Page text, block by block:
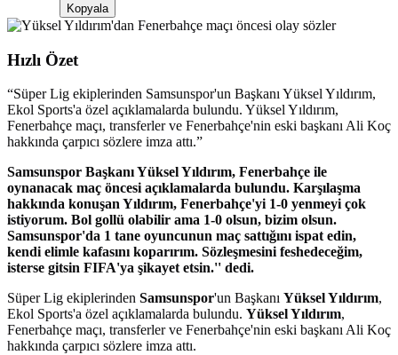
Kopyala
Hızlı Özet
“Süper Lig ekiplerinden Samsunspor'un Başkanı Yüksel Yıldırım,
Ekol Sports'a özel açıklamalarda bulundu. Yüksel Yıldırım,
Fenerbahçe maçı, transferler ve Fenerbahçe'nin eski başkanı Ali Koç
hakkında çarpıcı sözlere imza attı.”
Samsunspor Başkanı Yüksel Yıldırım, Fenerbahçe ile
oynanacak maç öncesi açıklamalarda bulundu. Karşılaşma
hakkında konuşan Yıldırım, Fenerbahçe'yi 1-0 yenmeyi çok
istiyorum. Bol gollü olabilir ama 1-0 olsun, bizim olsun.
Samsunspor'da 1 tane oyuncunun maç sattığını ispat edin,
kendi elimle kafasını koparırım. Sözleşmesini feshedeceğim,
isterse gitsin FIFA'ya şikayet etsin.'' dedi.
Süper Lig ekiplerinden Samsunspor'un Başkanı Yüksel Yıldırım,
Ekol Sports'a özel açıklamalarda bulundu. Yüksel Yıldırım,
Fenerbahçe maçı, transferler ve Fenerbahçe'nin eski başkanı Ali Koç
hakkında çarpıcı sözlere imza attı.